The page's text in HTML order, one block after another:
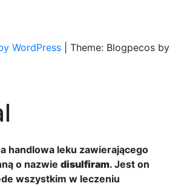
WordPress
Theme: Blogpecos by
handlowa leku zawierającego
o nazwie disulfiram. Jest on
wszystkim w leczeniu